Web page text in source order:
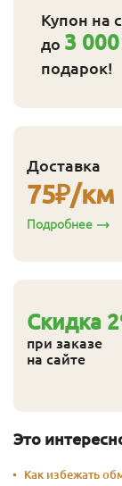
Купон на
до 3
подарок!
Доставка
75₽/км
Подробнее
Cкидка 2
при заказе
на сайте
Это
Как избежать